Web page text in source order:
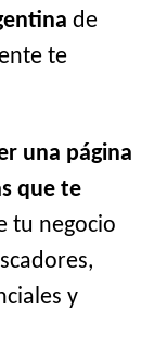
de
te
una página
que te
tu negocio
y